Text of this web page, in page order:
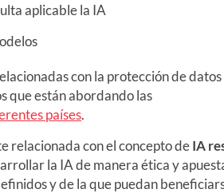
aplicable la IA
con la protección de
que están abordando las
países.
relacionada con el concepto deIA
la IA de manera ética y
y de la que puedan